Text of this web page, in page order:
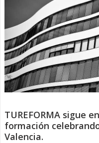
TUREFORMA sigue
formación
Valencia.